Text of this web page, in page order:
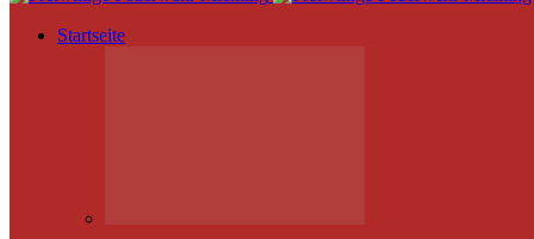
Startseite